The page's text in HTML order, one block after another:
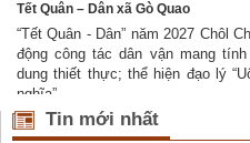
Tết Quân – Dân xã Gò Quao
“Tết Quân - Dân” năm 2027 Chôl
động công tác dân vận mang
dung thiết thực; thể hiện đạo lý
nghĩa”
Tin mới nhất